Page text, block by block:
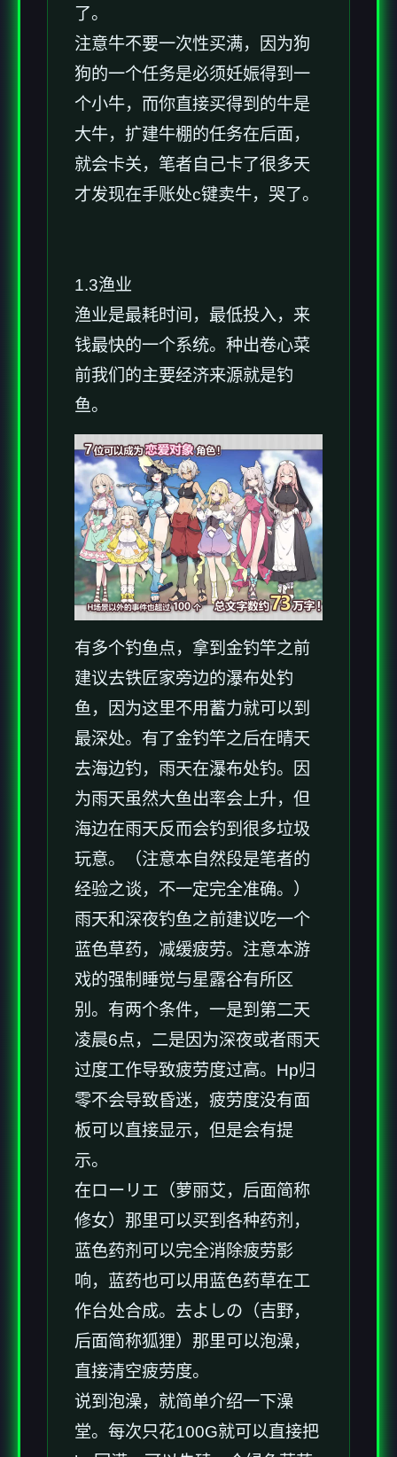
了。
注意牛不要一次性买满，因为狗
狗的一个任务是必须妊娠得到一
个小牛，而你直接买得到的牛是
大牛，扩建牛棚的任务在后面，
就会卡关，笔者自己卡了很多天
才发现在手账处c键卖牛，哭了。
1.3渔业
渔业是最耗时间，最低投入，来
钱最快的一个系统。种出卷心菜
前我们的主要经济来源就是钓
鱼。
有多个钓鱼点，拿到金钓竿之前
建议去铁匠家旁边的瀑布处钓
鱼，因为这里不用蓄力就可以到
最深处。有了金钓竿之后在晴天
去海边钓，雨天在瀑布处钓。因
为雨天虽然大鱼出率会上升，但
海边在雨天反而会钓到很多垃圾
玩意。（注意本自然段是笔者的
经验之谈，不一定完全准确。）
雨天和深夜钓鱼之前建议吃一个
蓝色草药，减缓疲劳。注意本游
戏的强制睡觉与星露谷有所区
别。有两个条件，一是到第二天
凌晨6点，二是因为深夜或者雨天
过度工作导致疲劳度过高。Hp归
零不会导致昏迷，疲劳度没有面
板可以直接显示，但是会有提
示。
在ローリエ（萝丽艾，后面简称
修女）那里可以买到各种药剂，
蓝色药剂可以完全消除疲劳影
响，蓝药也可以用蓝色药草在工
作台处合成。去よしの（吉野，
后面简称狐狸）那里可以泡澡，
直接清空疲劳度。
说到泡澡，就简单介绍一下澡
堂。每次只花100G就可以直接把